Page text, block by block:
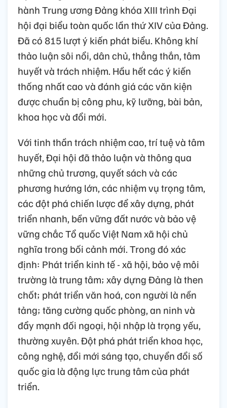
trong thụ hưởng, từ kết quả bảo vệ quyền và
lợi ích hợp pháp, giải quyết kịp thời, thấu
đáo những bức xúc chính đáng của người
dân, doanh nghiệp.
Chiều ngày 20 và ngày 21/1/2026, các đại
biểu đã thảo luận tại đoàn và tham luận tại
hội trường về các văn kiện của Ban Chấp
hành Trung ương Đảng khóa XIII trình Đại
hội đại biểu toàn quốc lần thứ XIV của Đảng.
Đã có 815 lượt ý kiến phát biểu. Không khí
thảo luận sôi nổi, dân chủ, thẳng thắn, tâm
huyết và trách nhiệm. Hầu hết các ý kiến
thống nhất cao và đánh giá các văn kiện
được chuẩn bị công phu, kỹ lưỡng, bài bản,
khoa học và đổi mới.
Với tinh thần trách nhiệm cao, trí tuệ và tâm
huyết, Đại hội đã thảo luận và thông qua
những chủ trương, quyết sách và các
phương hướng lớn, các nhiệm vụ trọng tâm,
các đột phá chiến lược để xây dựng, phát
triển nhanh, bền vững đất nước và bảo vệ
vững chắc Tổ quốc Việt Nam xã hội chủ
nghĩa trong bối cảnh mới. Trong đó xác
định: Phát triển kinh tế - xã hội, bảo vệ môi
trường là trung tâm; xây dựng Đảng là then